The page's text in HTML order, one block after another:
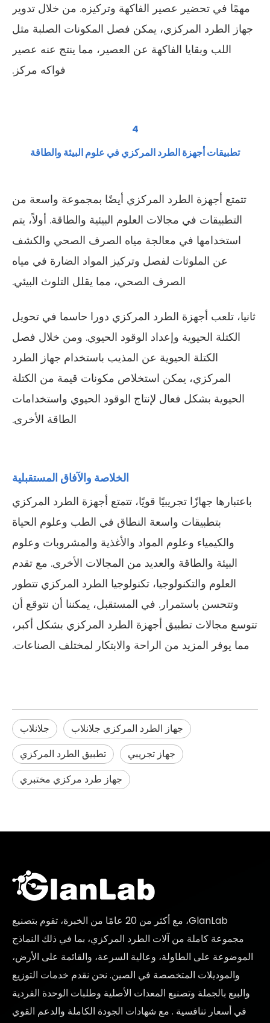
مهمًا في تحضير عصير الفاكهة وتركيزه. من خلال تدوير
جهاز الطرد المركزي، يمكن فصل المكونات الصلبة مثل
اللب وبقايا الفاكهة عن العصير، مما ينتج عنه عصير
فواكه مركز.
4
تطبيقات أجهزة الطرد المركزي في علوم البيئة والطاقة
تتمتع أجهزة الطرد المركزي أيضًا بمجموعة واسعة من
التطبيقات في مجالات العلوم البيئية والطاقة. أولاً، يتم
استخدامها في معالجة مياه الصرف الصحي والكشف
عن الملوثات لفصل وتركيز المواد الضارة في مياه
الصرف الصحي، مما يقلل التلوث البيئي.
ثانيا، تلعب أجهزة الطرد المركزي دورا حاسما في تحويل
الكتلة الحيوية وإعداد الوقود الحيوي. ومن خلال فصل
الكتلة الحيوية عن المذيب باستخدام جهاز الطرد
المركزي، يمكن استخلاص مكونات قيمة من الكتلة
الحيوية بشكل فعال لإنتاج الوقود الحيوي واستخدامات
الطاقة الأخرى.
الخلاصة والآفاق المستقبلية
باعتبارها جهازًا تجريبيًا قويًا، تتمتع أجهزة الطرد المركزي
بتطبيقات واسعة النطاق في الطب وعلوم الحياة
والكيمياء وعلوم المواد والأغذية والمشروبات وعلوم
البيئة والطاقة والعديد من المجالات الأخرى. مع تقدم
العلوم والتكنولوجيا، تكنولوجيا الطرد المركزي تتطور
وتتحسن باستمرار. في المستقبل، يمكننا أن نتوقع أن
تتوسع مجالات تطبيق أجهزة الطرد المركزي بشكل أكبر،
مما يوفر المزيد من الراحة والابتكار لمختلف الصناعات.
جلانلاب
جهاز الطرد المركزي جلانلاب
تطبيق الطرد المركزي
جهاز تجريبي
جهاز طرد مركزي مختبري
GlanLab، مع أكثر من 20 عامًا من الخبرة، تقوم بتصنيع
مجموعة كاملة من آلات الطرد المركزي، بما في ذلك النماذج
الموضوعة على الطاولة، وعالية السرعة، والقائمة على الأرض،
والموديلات المتخصصة في الصين. نحن نقدم خدمات التوزيع
والبيع بالجملة وتصنيع المعدات الأصلية وطلبات الوحدة الفردية
في أسعار تنافسية . مع شهادات الجودة الكاملة والدعم القوي